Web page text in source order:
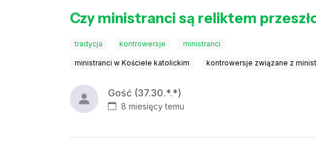
Czy ministranci są reliktem
tradycja kontrowersje ministranci
ministranci w Kościele katolickim kontrowersje związane z
Gość (37.30.*.*)
8 miesięcy temu